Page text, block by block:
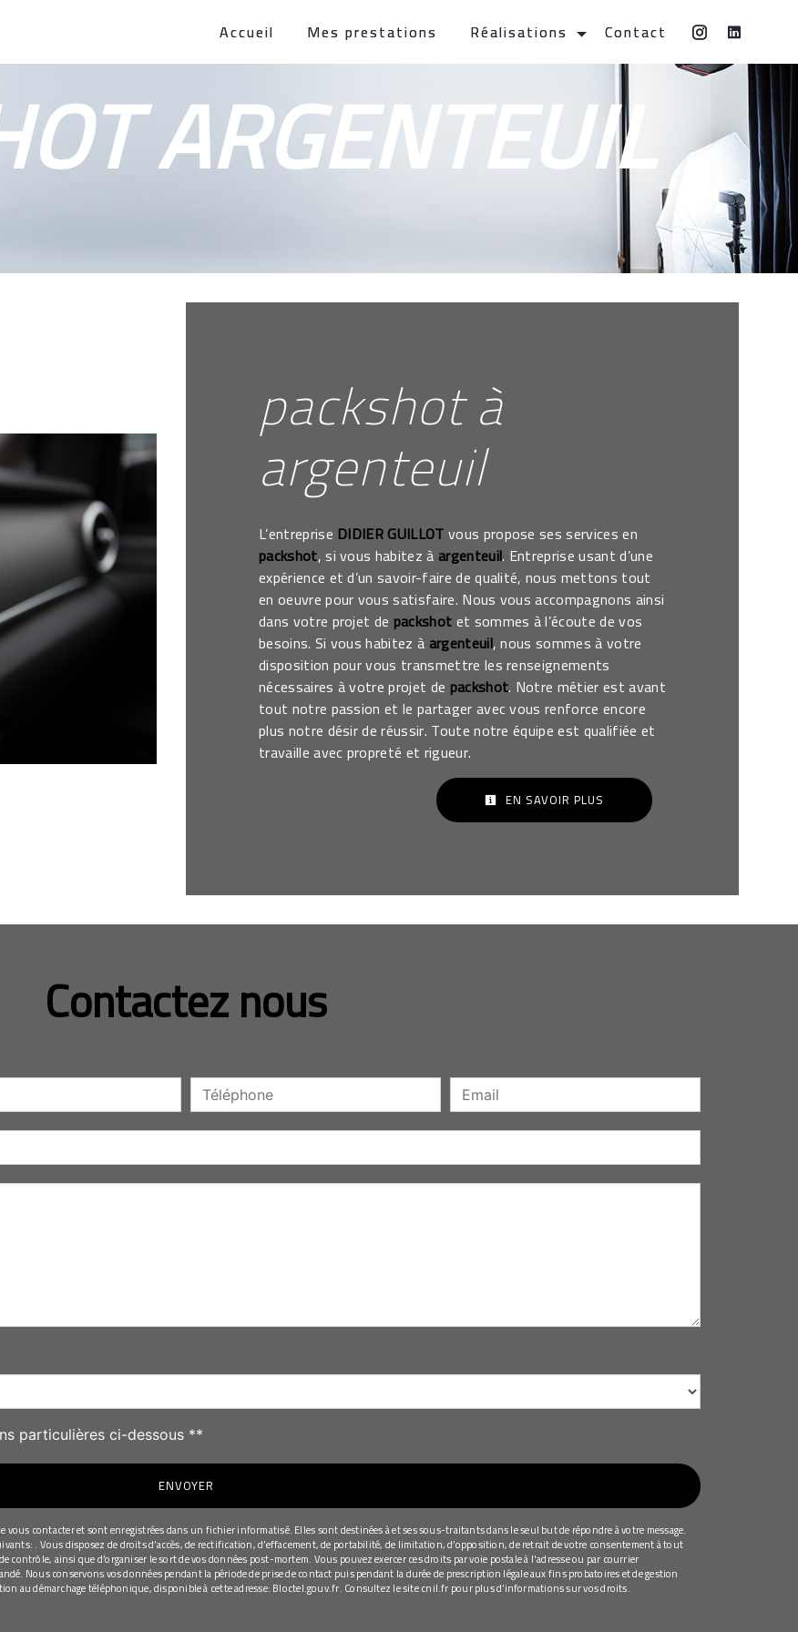
Accueil Mes prestations Réalisations Contact
ARGENTEUIL
packshot à
argenteuil
L’entreprise DIDIER GUILLOTvous propose ses services en
packshot, si vous habitez à argenteuil. Entreprise usant d’une
expérience et d’un savoir-faire de qualité, nous mettons tout
en oeuvre pour vous satisfaire. Nous vous accompagnons ainsi
dans votre projet de packshotet sommes à l’écoute de vos
besoins. Si vous habitez à argenteuil, nous sommes à votre
disposition pour vous transmettre les renseignements
nécessaires à votre projet de packshot. Notre métier est avant
tout notre passion et le partager avec vous renforce encore
plus notre désir de réussir. Toute notre équipe est qualifiée et
travaille avec propreté et rigueur.
EN SAVOIR PLUS
Contactez nous
particulières ci-dessous **
ENVOYER
contacter et sont enregistrées dans un fichier informatisé. Elles sont destinées à et ses sous-traitants dans le seul but de répondre à votre message.
. Vous disposez de droits d’accès, de rectification, d’effacement, de portabilité, de limitation, d’opposition, de retrait de votre consentement à tout
ainsi que d’organiser le sort de vos données post-mortem. Vous pouvez exercer ces droits par voie postale à l'adresse ou par courrier
Nous conservons vos données pendant la période de prise de contact puis pendant la durée de prescription légale aux fins probatoires et de gestion
au démarchage téléphonique, disponible à cette adresse:Bloctel.gouv.fr. Consultez le site cnil.fr pour plus d’informations sur vos droits.